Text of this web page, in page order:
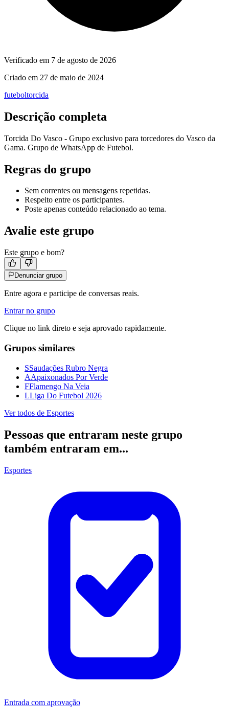
Verificado em 7 de agosto de 2026
Criado em 27 de maio de 2024
futeboltorcida
Descrição completa
Torcida Do Vasco - Grupo exclusivo para torcedores do Vasco da
Gama. Grupo de WhatsApp de Futebol.
Regras do grupo
Sem correntes ou mensagens repetidas.
Respeito entre os participantes.
Poste apenas conteúdo relacionado ao tema.
Avalie este grupo
Este grupo e bom?
Denunciar grupo
Entre agora e participe de conversas reais.
Entrar no grupo
Clique no link direto e seja aprovado rapidamente.
Grupos similares
SSaudações Rubro Negra
AApaixonados Por Verde
FFlamengo Na Veia
LLiga Do Futebol 2026
Ver todos de Esportes
Pessoas que entraram neste grupo
também entraram em...
Esportes
Entrada com aprovação